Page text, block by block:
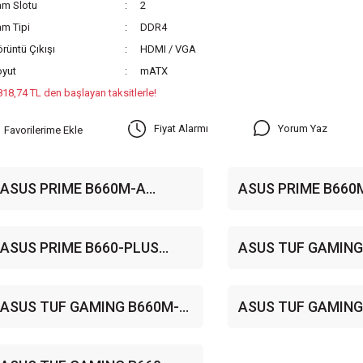
Slotu
2
Tipi
DDR4
Çıkışı
HDMI / VGA
mATX
TL den başlayan taksitlerle!
Fiyat Alarmı Yorum Yaz
ASUS PRIME B660M-A
ASUS PRIME
Anakart
ASUS PRIME B660-PLUS
Anakart
ASUS TUF
ASUS TUF GAMING B660M-
ASUS TUF